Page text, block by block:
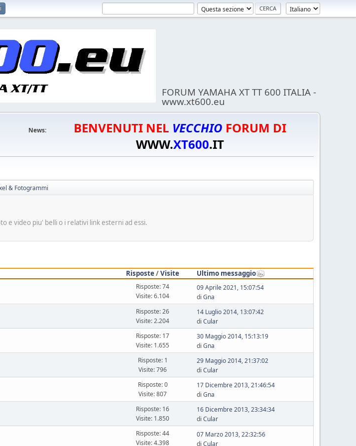
FORUM YAMAHA XT TT 600 ITALIA -
www.xt600.eu
News: BENVENUTI NEL VECCHIO FORUM DI
WWW.XT600.IT
& Fotogrammi
e video piu' belli o i relativi link esterni ad essi.
Risposte/Visite
Ultimo messaggio
Risposte: 74
Visite: 6.104
09 Aprile 2021, 15:07:54
di Gna
Risposte: 26
Visite: 2.204
14 Luglio 2014, 13:07:42
di Cular
Risposte: 17
Visite: 1.655
30 Maggio 2014, 15:13:19
di Gna
Risposte: 1
Visite: 796
29 Maggio 2014, 21:37:02
di Cular
Risposte: 0
Visite: 807
17 Dicembre 2013, 21:46:54
di Gna
Risposte: 16
Visite: 1.850
16 Dicembre 2013, 23:34:34
di Cular
Risposte: 44
Visite: 4.398
07 Marzo 2013, 22:32:56
di Cular